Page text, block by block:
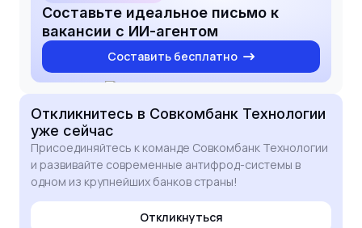
Составьте идеальное письмо к
вакансии с ИИ-агентом
Составить бесплатно
Откликнитесь в Совкомбанк Технологии
уже сейчас
Присоединяйтесь к команде Совкомбанк Технологии
и развивайте современные антифрод-системы в
одном из крупнейших банков страны!
Откликнуться